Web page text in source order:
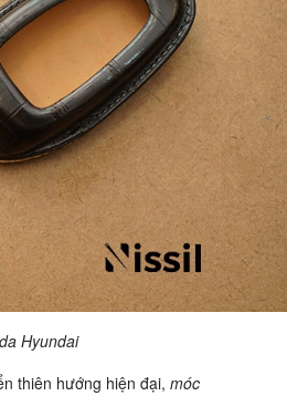
Hyundai
thiên hướng hiện đại, móc